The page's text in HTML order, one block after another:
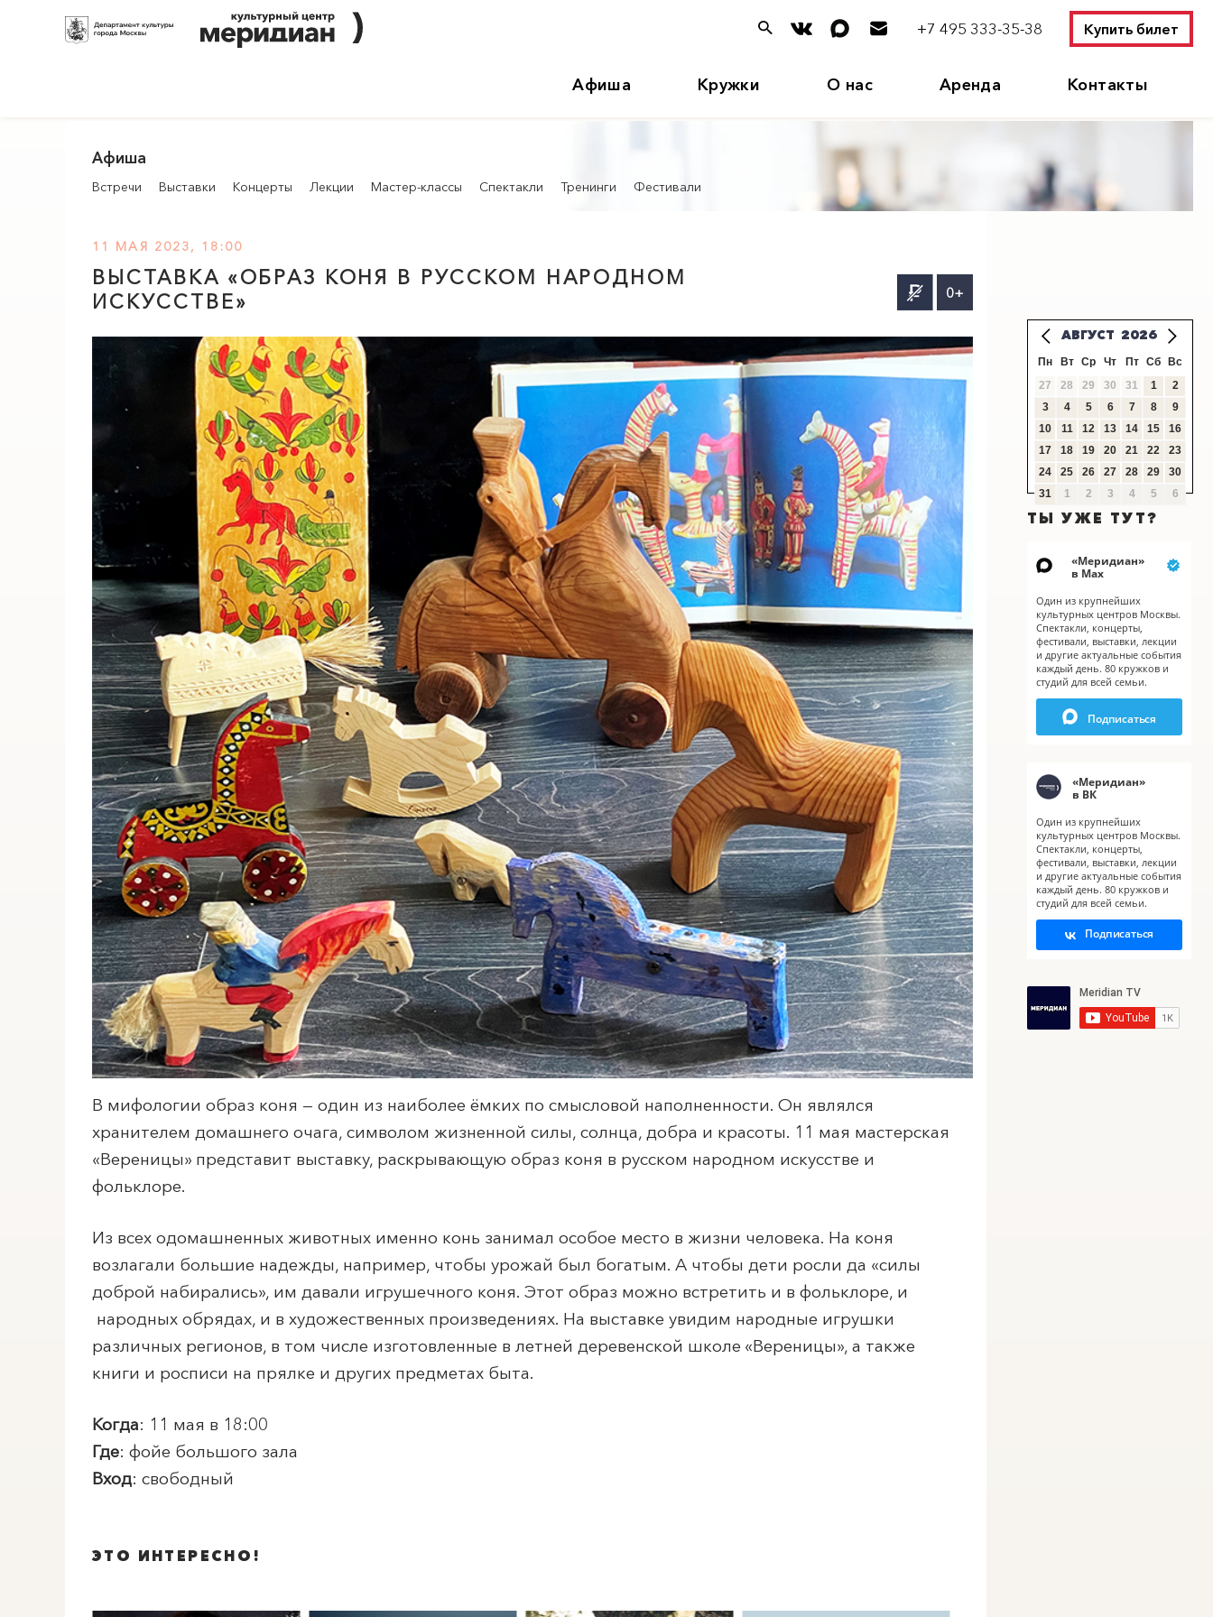
+7 495 333-35-38 Купить билет
Афиша Кружки О нас Аренда Контакты
ПОИСК ПО МЕРОПРИЯТИЯМ X
Афиша
Встречи Выставки Концерты Лекции Мастер-классы Спектакли Тренинги Фестивали
11 МАЯ 2023, 18:00
ВЫСТАВКА «ОБРАЗ КОНЯ В РУССКОМ НАРОДНОМ
ИСКУССТВЕ»
В мифологии образ коня — один из наиболее ёмких по смысловой наполненности. Он являлся
хранителем домашнего очага, символом жизненной силы, солнца, добра и красоты. 11 мая мастерская
«Вереницы» представит выставку, раскрывающую образ коня в русском народном искусстве и
фольклоре.
Из всех одомашненных животных именно конь занимал особое место в жизни человека. На коня
возлагали большие надежды, например, чтобы урожай был богатым. А чтобы дети росли да «силы
доброй набирались», им давали игрушечного коня. Этот образ можно встретить и в фольклоре, и
народных обрядах, и в художественных произведениях. На выставке увидим народные игрушки
различных регионов, в том числе изготовленные в летней деревенской школе «Вереницы», а также
книги и росписи на прялке и других предметах быта.
Когда: 11 мая в 18:00
Где: фойе большого зала
Вход: свободный
0+
ЭТО ИНТЕРЕСНО!
АВГУСТ 2026
Пн Вт Ср Чт Пт Сб
Вс
27
28 29 30 31 1
2
3
4 5 6 7 8
9
10
11 12 13 14 15
16
17
18 19 20 21 22
23
24
25 26 27 28 29
30
31
1 2 3 4 5 6
ТЫ УЖЕ ТУТ?
«Меридиан»
в Мах
Один из крупнейших
культурных центров Москвы.
Спектакли, концерты,
фестивали, выставки, лекции
и другие актуальные события
каждый день. 80 кружков и
студий для всей семьи.
Подписаться
«Меридиан»
в ВК
Один из крупнейших
культурных центров Москвы.
Спектакли, концерты,
фестивали, выставки, лекции
и другие актуальные события
каждый день. 80 кружков и
студий для всей семьи.
Подписаться